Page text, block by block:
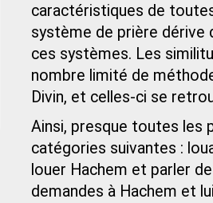
caractéristiques de
système de prière dérive
ces systèmes. Les
nombre limité de
Divin, et celles-ci se
Ainsi, presque toutes les
catégories suivantes :
louer Hachem et parler
demandes à Hachem et